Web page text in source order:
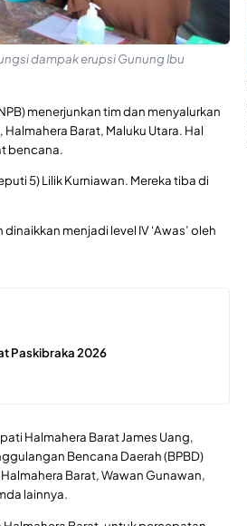
dampak erupsi Gunung Ibu
menerjunkan tim dan menyalurkan
Barat, Maluku Utara. Hal
bencana.
5) Lilik Kurniawan. Mereka tiba di
menjadi level IV ‘Awas’ oleh
Paskibraka 2026
Halmahera Barat James Uang,
Bencana Daerah (BPBD)
Barat, Wawan Gunawan,
lainnya.